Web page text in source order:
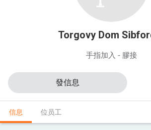
Torgovy Dom
手指加入 - 膠接
信息 位员工
發信息